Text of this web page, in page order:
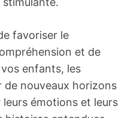
favoriser le
et de
vos enfants, les
de nouveaux horizons
émotions et leurs